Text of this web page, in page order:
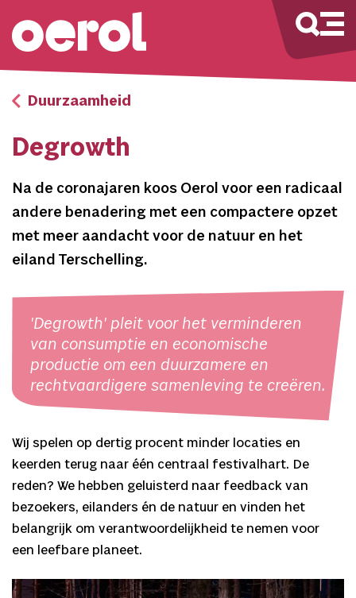
Duurzaamheid
Degrowth
Na de coronajaren koos Oerol voor een radicaal
andere benadering met een compactere opzet
met meer aandacht voor de natuur en het
eiland Terschelling.
'Degrowth' pleit voor het verminderen
van consumptie en economische
productie om een duurzamere en
rechtvaardigere samenleving te creëren.
Wij spelen op dertig procent minder locaties en
keerden terug naar één centraal festivalhart. De
reden? We hebben geluisterd naar feedback van
bezoekers, eilanders én de natuur en vinden het
belangrijk om verantwoordelijkheid te nemen voor
een leefbare planeet.